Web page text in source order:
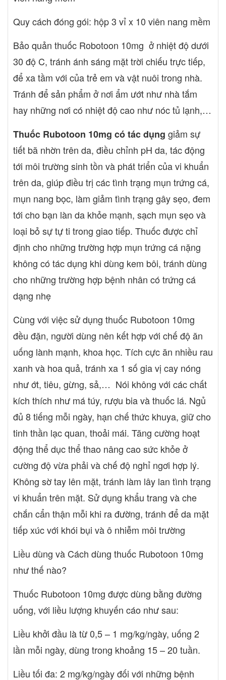
dần liều thuốc lên 1mg/kg/ngày hoặc tùy vào sự dung nạp của
từng bệnh nhân Uống sản phẩm với nước lọc, không tự ý nhai
hay nghiền nát thuốc Rubotoon 10mg hoặc sử dụng chung với
là liều dùng phổ biến và mang tính tham khảo. Bạn nên hỏi chỉ
định của bác sĩ hoặc dược sĩ trước khi dùng thuốc Rubotoon
10mg. Không sử dụng thuốc Rubotoon 10mg khi nào? Không sử
dụng thuốc cho những trường hợp sau : Người bệnh dị ứng với
bất kì hoạt chất, tá dược nào của thuốc Rubotoon 10mg Phụ nữ
có thai Phụ nữ đang nuôi con bú Trẻ em chưa dậy thì Thận trọng
cho những trường hợp người bệnh có dự định mang thai. Cần
dụng không mong muốn khi sử dụng thuốc Rubotoon 10mg
Thuốc Rubotoon 10mg có thể gây ra các tác dụng không mong
muốn như phản ứng quá mẫn, dị ứng, mẩn ngứa, nổi mề đay,
phát ban, khô rát da, nóng đỏ, khó chịu, khô môi, rụng tóc,…Tuy
nhiên các phản ứng dị ứng thường ít khi xảy ra, có thể cải thiện
tình trạng khô môi, khô da bằng cách uống nhiều nước và thoa
kem dưỡng ẩm Bệnh nhân cần thông báo ngay cho bác sĩ, dược
sĩ các tác dụng không mong muốn gặp phải khi sử dụng thuốc
Rubotoon 10mg để giảm thiểu nguy cơ xảy ra các hậu quả đáng
tiếc Người lái xe và vận hành máy móc có dùng thuốc Rubotoon
10mg được không? Có thể sử dụng thuốc cho người lái xe hoặc
vận hành máy móc Phụ nữ có thai và cho con bú có dùng thuốc
Rubotoon 10mg được không? Chống chỉ định dùng thuốc
thuốc có thể gây ra tình trạng quái thai, dị tật, nguy hiểm tới sức
khỏe và sự an toàn của cả mẹ và bé.
Quy cách đóng gói: hộp 3 vỉ x 10 viên nang mềm
Bảo quản thuốc Robotoon 10mg ở nhiệt độ dưới
30 độ C, tránh ánh sáng mặt trời chiếu trực tiếp,
để xa tầm với của trẻ em và vật nuôi trong nhà.
Tránh để sản phẩm ở nơi ẩm ướt như nhà tắm
hay những nơi có nhiệt độ cao như nóc tủ lạnh,…
Thuốc Rubotoon 10mg có tác dụng giảm sự
tiết bã nhờn trên da, điều chỉnh pH da, tác động
tới môi trường sinh tồn và phát triển của vi khuẩn
trên da, giúp điều trị các tình trạng mụn trứng cá,
mụn nang bọc, làm giảm tình trạng gây sẹo, đem
tới cho bạn làn da khỏe mạnh, sạch mụn sẹo và
loại bỏ sự tự ti trong giao tiếp. Thuốc được chỉ
định cho những trường hợp mụn trứng cá nặng
không có tác dụng khi dùng kem bôi, tránh dùng
cho những trường hợp bệnh nhân có trứng cá
dạng nhẹ
Cùng với việc sử dụng thuốc Rubotoon 10mg
đều đặn, người dùng nên kết hợp với chế độ ăn
uống lành mạnh, khoa học. Tích cực ăn nhiều rau
xanh và hoa quả, tránh xa 1 số gia vị cay nóng
như ớt, tiêu, gừng, sả,… Nói không với các chất
kích thích như má túy, rượu bia và thuốc lá. Ngủ
đủ 8 tiếng mỗi ngày, hạn chế thức khuya, giữ cho
tinh thần lạc quan, thoải mái. Tăng cường hoạt
động thể dục thể thao nâng cao sức khỏe ở
cường độ vừa phải và chế độ nghỉ ngơi hợp lý.
Không sờ tay lên mặt, tránh làm lây lan tình trạng
vi khuẩn trên mặt. Sử dụng khẩu trang và che
chắn cẩn thận mỗi khi ra đường, tránh để da mặt
tiếp xúc với khói bụi và ô nhiễm môi trường
Liều dùng và Cách dùng thuốc Rubotoon 10mg
như thế nào?
Thuốc Rubotoon 10mg được dùng bằng đường
uống, với liều lượng khuyến cáo như sau:
Liều khởi đầu là từ 0,5 – 1 mg/kg/ngày, uống 2
lần mỗi ngày, dùng trong khoảng 15 – 20 tuần.
Liều tối đa: 2 mg/kg/ngày đối với những bệnh